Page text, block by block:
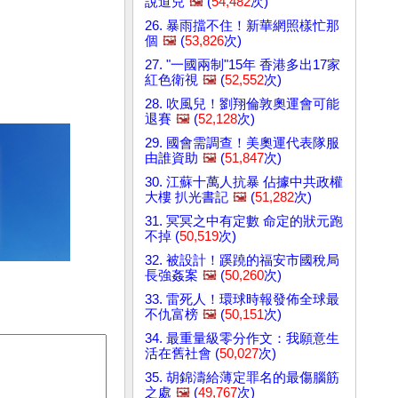
26. 暴雨擋不住！新華網照樣忙那
個 🖼️ (53,826次)
27. "一國兩制"15年 香港多出17家
紅色衛視 🖼️ (52,552次)
28. 吹風兒！劉翔倫敦奧運會可能
退賽 🖼️ (52,128次)
29. 國會需調查！美奧運代表隊服
由誰資助 🖼️ (51,847次)
30. 江蘇十萬人抗暴 佔據中共政權
大樓 扒光書記 🖼️ (51,282次)
31. 冥冥之中有定數 命定的狀元跑
不掉 (50,519次)
32. 被設計！蹊蹺的福安市國稅局
長強姦案 🖼️ (50,260次)
33. 雷死人！環球時報發佈全球最
不仇富榜 🖼️ (50,151次)
34. 最重量級零分作文：我願意生
活在舊社會 (50,027次)
35. 胡錦濤給薄定罪名的最傷腦筋
之處 🖼️ (49,767次)